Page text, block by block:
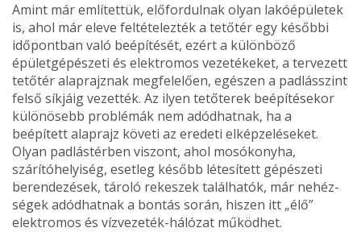
Amint már említettük, előfordulnak olyan lakóépületek
is, ahol már eleve feltételezték a tetőtér egy későbbi
időpontban való beépítését, ezért a különböző
épületgépészeti és elektromos vezetékeket, a tervezett
tetőtér alaprajznak megfelelően, egészen a padlásszint
felső síkjáig vezették. Az ilyen tetőterek beépítésekor
különösebb problémák nem adódhatnak, ha a
beépített alaprajz követi az eredeti elképzeléseket.
Olyan padlástérben viszont, ahol mosó­konyha,
szárítóhelyiség, esetleg később létesített gépé­szeti
berendezések, tároló rekeszek találhatók, már nehéz­
ségek adódhatnak a bontás során, hiszen itt „élő”
elektro­mos és vízvezeték-hálózat működhet.